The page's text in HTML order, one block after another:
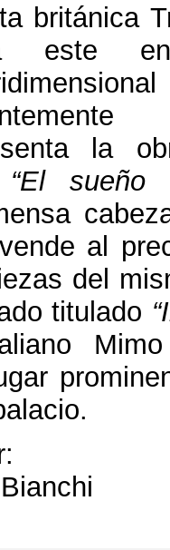
británica
este
la
“El sueño
al
del
titulado